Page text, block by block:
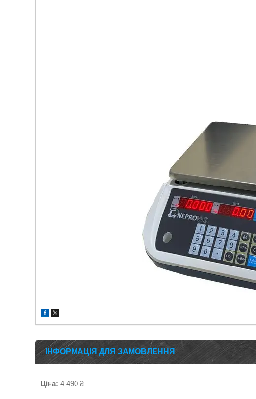
ІНФОРМАЦІЯ ДЛЯ ЗАМОВЛЕННЯ
Ціна: 4 490 ₴